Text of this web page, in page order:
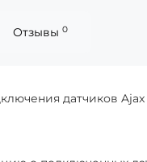
Отзывы 0
датчиков